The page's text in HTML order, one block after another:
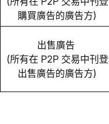
購買廣告的廣告方)
出售廣告
(所有在 P2P 交易中刊登
出售廣告的廣告方)